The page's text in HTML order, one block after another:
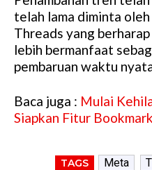
telah lama diminta
Threads yang
lebih bermanfaat
pembaruan waktu
Baca juga : Mulai
Siapkan Fitur
TAGS Meta